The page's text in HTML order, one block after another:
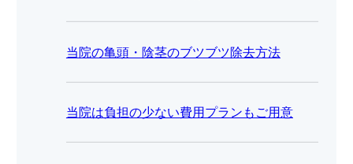
当院の亀頭・陰茎のブツブツ除去方法
当院は負担の少ない費用プランもご用意